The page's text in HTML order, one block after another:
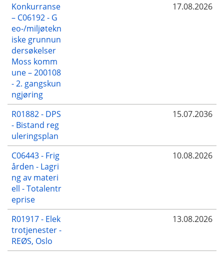
Konkurranse
– C06192 - G
eo-/miljøtekn
iske grunnun
dersøkelser
Moss komm
une – 200108
- 2. gangskun
ngjøring
17.08.2026
R01882 - DPS
- Bistand reg
uleringsplan
15.07.2036
C06443 - Frig
ården - Lagri
ng av materi
ell - Totalentr
eprise
10.08.2026
R01917 - Elek
trotjenester -
REØS, Oslo
13.08.2026